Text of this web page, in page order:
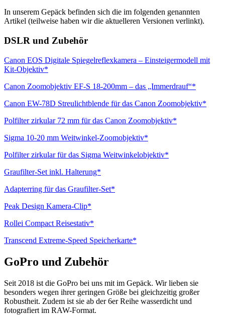
In unserem Gepäck befinden sich die im folgenden genannten
Artikel (teilweise haben wir die aktuelleren Versionen verlinkt).
DSLR und Zubehör
Canon EOS Digitale Spiegelreflexkamera – Einsteigermodell mit
Kit-Objektiv*
Canon Zoomobjektiv EF-S 18-200mm – das „Immerdrauf“*
Canon EW-78D Streulichtblende für das Canon Zoomobjektiv*
Polfilter zirkular 72 mm für das Canon Zoomobjektiv*
Sigma 10-20 mm Weitwinkel-Zoomobjektiv*
Polfilter zirkular für das Sigma Weitwinkelobjektiv*
Graufilter-Set inkl. Halterung*
Adapterring für das Graufilter-Set*
Peak Design Kamera-Clip*
Rollei Compact Reisestativ*
Transcend Extreme-Speed Speicherkarte*
GoPro und Zubehör
Seit 2018 ist die GoPro bei uns mit im Gepäck. Wir lieben sie
besonders wegen ihrer geringen Größe bei gleichzeitig großer
Robustheit. Zudem ist sie ab der 6er Reihe wasserdicht und
fotografiert im RAW-Format.